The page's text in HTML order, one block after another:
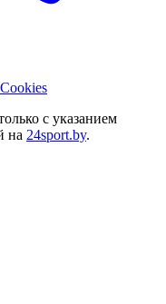
Cookies
с указанием
на 24sport.by.